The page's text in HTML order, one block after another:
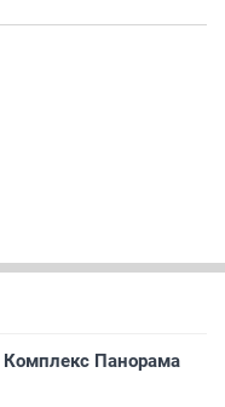
Панорама